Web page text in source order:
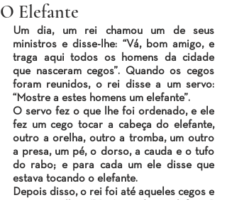
O Elefante
Um dia, um rei chamou um de seus
ministros e disse-lhe: “Vá, bom amigo, e
traga aqui todos os homens da cidade
que nasceram cegos”. Quando os cegos
foram reunidos, o rei disse a um servo:
“Mostre a estes homens um elefante”.
O servo fez o que lhe foi ordenado, e ele
fez um cego tocar a cabeça do elefante,
outro a orelha, outro a tromba, um outro
a presa, um pé, o dorso, a cauda e o tufo
do rabo; e para cada um ele disse que
estava tocando o elefante.
Depois disso, o rei foi até aqueles cegos e